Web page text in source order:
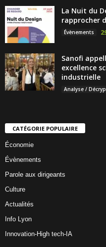
La Nuit du
rapprocher
Évènements
Sanofi
excellence
industrielle
Analyse /
CATÉGORIE POPULAIRE
Économie
Évènements
Parole aux dirigeants
Culture
Actualités
Info Lyon
Innovation-High tech-IA